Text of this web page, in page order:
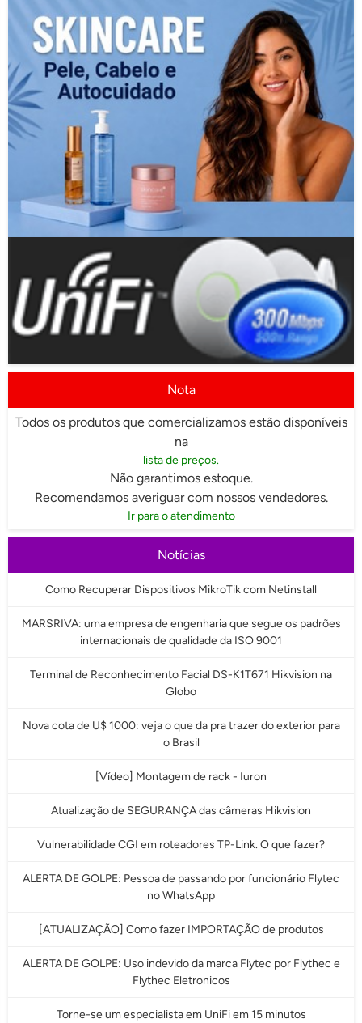
Nota
Todos os produtos que comercializamos estão disponíveis
na
lista de preços.
Não garantimos estoque.
Recomendamos averiguar com nossos vendedores.
Ir para o atendimento
Notícias
Como Recuperar Dispositivos MikroTik com Netinstall
MARSRIVA: uma empresa de engenharia que segue os padrões
internacionais de qualidade da ISO 9001
Terminal de Reconhecimento Facial DS-K1T671 Hikvision na
Globo
Nova cota de U$ 1000: veja o que da pra trazer do exterior para
o Brasil
[Vídeo] Montagem de rack - Iuron
Atualização de SEGURANÇA das câmeras Hikvision
Vulnerabilidade CGI em roteadores TP-Link. O que fazer?
ALERTA DE GOLPE: Pessoa de passando por funcionário Flytec
no WhatsApp
[ATUALIZAÇÃO] Como fazer IMPORTAÇÃO de produtos
ALERTA DE GOLPE: Uso indevido da marca Flytec por Flythec e
Flythec Eletronicos
Torne-se um especialista em UniFi em 15 minutos